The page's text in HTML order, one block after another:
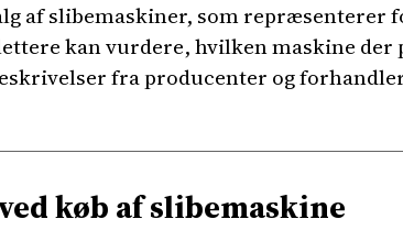
af slibemaskiner, som repræsenterer
kan vurdere, hvilken maskine
fra producenter og
køb af slibemaskine